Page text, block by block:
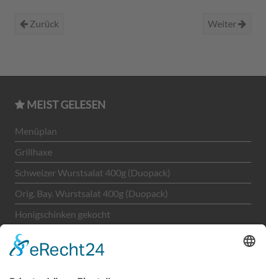
Zurück Weiter
MEIST GELESEN
Menüplan
Grillhaxe
Schweizer Wurstsalat 400g (Duopack)
Orig. Bay. Wurstsalat 400g (Duopack)
Honigschinken gekocht
Unternehmen
LEGAL